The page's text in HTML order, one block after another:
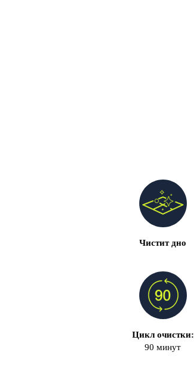
Чистит дно
Цикл очистки:
90 минут